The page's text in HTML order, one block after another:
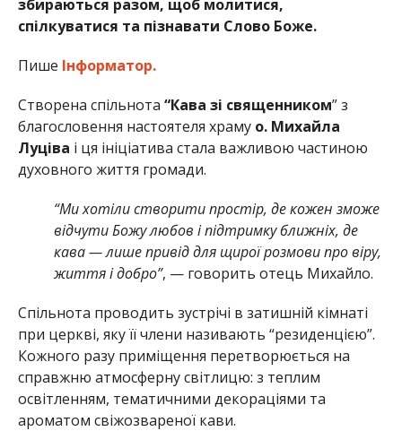
збираються разом, щоб молитися,
спілкуватися та пізнавати Слово Боже.
Пише Інформатор.
Створена спільнота “Кава зі священником” з
благословення настоятеля храму о. Михайла
Луціва і ця ініціатива стала важливою частиною
духовного життя громади.
“Ми хотіли створити простір, де кожен зможе
відчути Божу любов і підтримку ближніх, де
кава — лише привід для щирої розмови про віру,
життя і добро”, — говорить отець Михайло.
Спільнота проводить зустрічі в затишній кімнаті
при церкві, яку її члени називають “резиденцією”.
Кожного разу приміщення перетворюється на
справжню атмосферну світлицю: з теплим
освітленням, тематичними декораціями та
ароматом свіжозвареної кави.